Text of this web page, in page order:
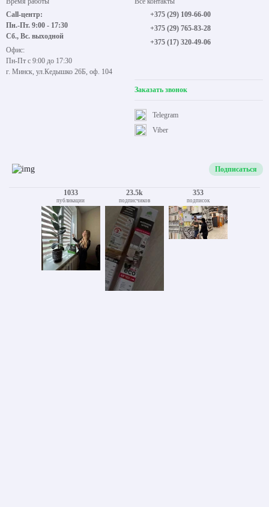
Call-центр:
Пн.-Пт. 9:00 - 17:30
Сб., Вс. выходной
Офис:
Пн-Пт с 9:00 до 17:30
г. Минск, ул.Кедышко 26Б, оф. 104
+375 (29) 109-66-00
+375 (29) 765-83-28
+375 (17) 320-49-06
Заказать звонок
Viber
Telegram
Подписаться
1033
публикации
23.5k
подписчиков
353
подписок